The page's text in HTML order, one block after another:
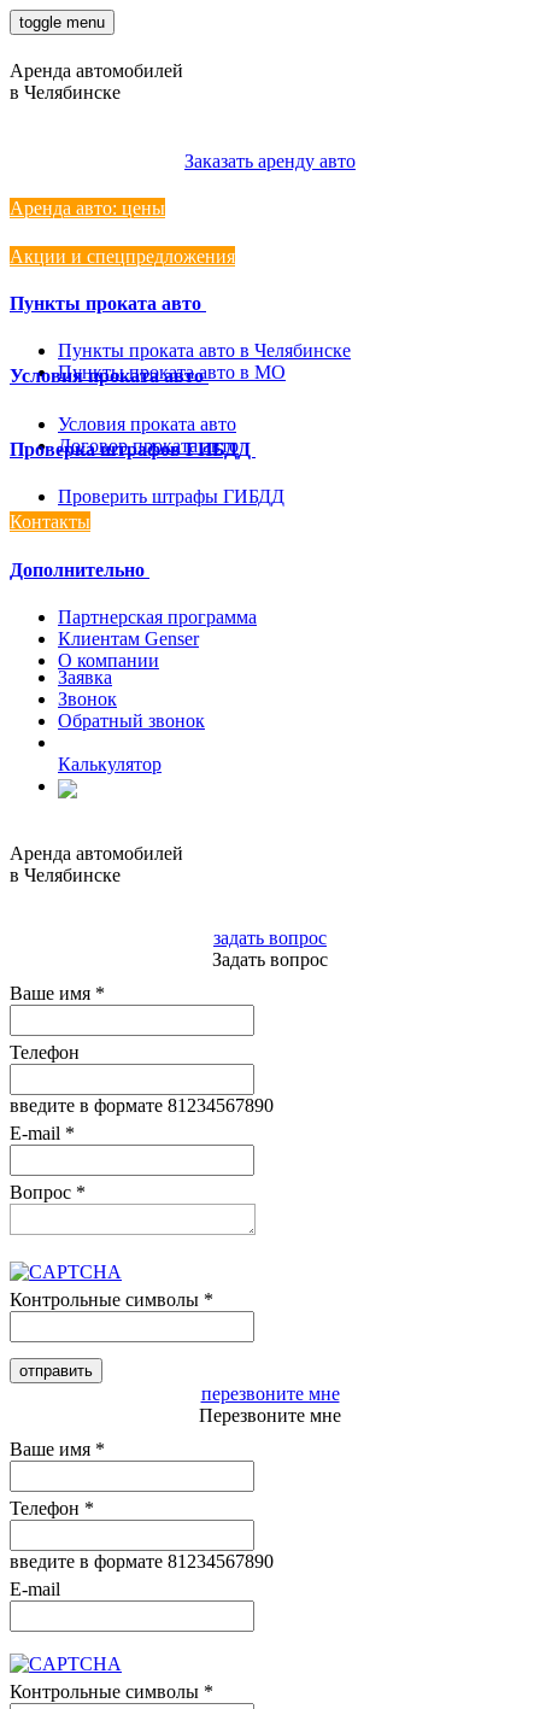
toggle menu
Аренда автомобилей
в Челябинске
Заказать аренду авто
Аренда авто: цены
Акции и спецпредложения
Пункты проката авто
Пункты проката авто в Челябинске
Пункты проката авто в МО
Условия проката авто
Условия проката авто
Договор проката авто
Проверка штрафов ГИБДД
Проверить штрафы ГИБДД
Контакты
Дополнительно
Партнерская программа
Клиентам Genser
О компании
Заявка
Звонок
Обратный звонок
Калькулятор
Аренда автомобилей
в Челябинске
задать вопрос
Задать вопрос
Ваше имя *
Телефон
введите в формате 81234567890
E-mail *
Вопрос *
Контрольные символы *
перезвоните мне
Перезвоните мне
Ваше имя *
Телефон *
введите в формате 81234567890
E-mail
Контрольные символы *